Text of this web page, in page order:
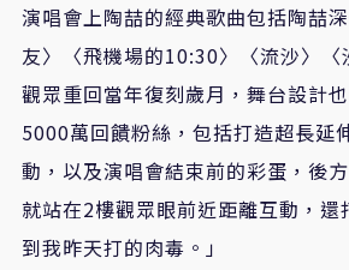
演唱會上陶喆的經典歌曲包括陶喆
友〉〈飛機場的10:30〉〈流沙〉
觀眾重回當年復刻歲月，舞台設計
5000萬回饋粉絲，包括打造超長延
動，以及演唱會結束前的彩蛋，後
就站在2樓觀眾眼前近距離互動，還
到我昨天打的肉毒。」